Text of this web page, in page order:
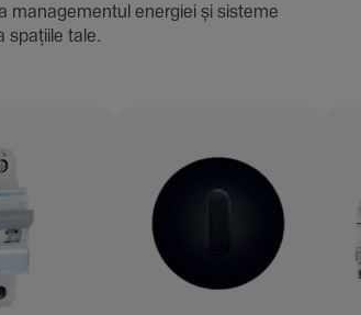
managementul energiei și sisteme
spațiile tale.